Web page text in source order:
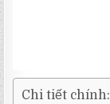
Chi tiết chính: